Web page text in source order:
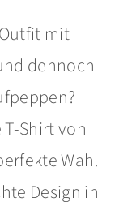
mit
dennoch
Shirt von
Wahl
Design in